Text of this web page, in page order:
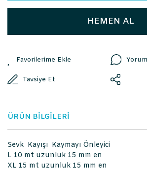
HEMEN AL
Tavsiye Et
ÜRÜN BİLGİLERİ
Sevk Kayışı Kaymayı Önleyici
L 10 mt uzunluk 15 mm en
XL 15 mt uzunluk 15 mm en